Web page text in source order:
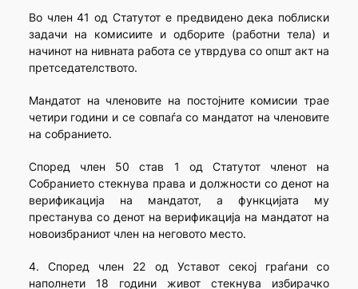
Во член 41 од Статутот е предвидено дека поблиски
задачи на комисиите и одборите (работни тела) и
начинот на нивната работа се утврдува со општ акт на
претседателството.
Мандатот на членовите на постојните комисии трае
четири години и се совпаѓа со мандатот на членовите
на собранието.
Според член 50 став 1 од Статутот членот на
Собранието стекнува права и должности со денот на
верификација на мандатот, а функцијата му
престанува со денот на верификација на мандатот на
новоизбраниот член на неговото место.
4. Според член 22 од Уставот секој граѓани со
наполнети 18 години живот стекнува избирачко